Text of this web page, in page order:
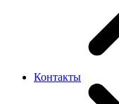
Контакты